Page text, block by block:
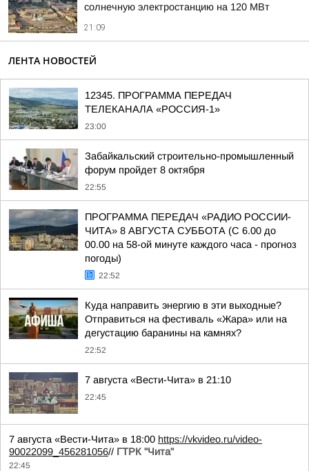
солнечную электростанцию на 120 МВт
21:09
ЛЕНТА НОВОСТЕЙ
12345. ПРОГРАММА ПЕРЕДАЧ
ТЕЛЕКАНАЛА «РОССИЯ-1»
23:00
Забайкальский строительно-промышленный
форум пройдет 8 октября
22:55
ПРОГРАММА ПЕРЕДАЧ «РАДИО РОССИИ-
ЧИТА» 8 АВГУСТА СУББОТА (С 6.00 до
00.00 на 58-ой минуте каждого часа - прогноз
погоды)
22:52
Куда направить энергию в эти выходные?
Отправиться на фестиваль «Жара» или на
дегустацию баранины на камнях?
22:52
7 августа «Вести-Чита» в 21:10
22:45
7 августа «Вести-Чита» в 18:00 https://vkvideo.ru/video-
90022099_456281056// ГТРК "Чита"
22:45